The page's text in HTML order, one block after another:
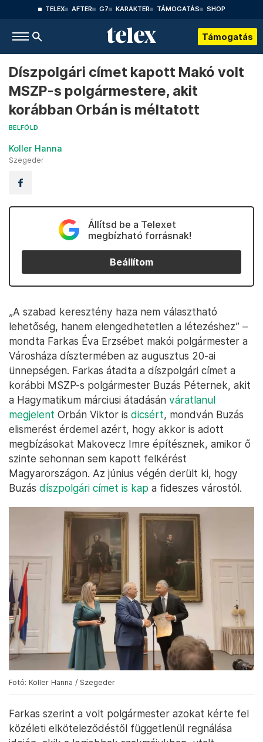
TELEX AFTER G7 KARAKTER TÁMOGATÁS SHOP
Támogatás
Díszpolgári címet kapott Makó volt
MSZP-s polgármestere, akit
korábban Orbán is méltatott
BELFÖLD
Koller Hanna
Szegeder
Állítsd be a Telexet
megbízható forrásnak!
Beállítom
„A szabad keresztény haza nem választható
lehetőség, hanem elengedhetetlen a létezéshez” –
mondta Farkas Éva Erzsébet makói polgármester a
Városháza dísztermében az augusztus 20-ai
ünnepségen. Farkas átadta a díszpolgári címet a
korábbi MSZP-s polgármester Buzás Péternek, akit
a Hagymatikum márciusi átadásán váratlanul
megjelent Orbán Viktor is dicsért, mondván Buzás
elismerést érdemel azért, hogy akkor is adott
megbízásokat Makovecz Imre építésznek, amikor ő
szinte sehonnan sem kapott felkérést
Magyarországon. Az június végén derült ki, hogy
Buzás díszpolgári címet is kap a fideszes várostól.
Fotó: Koller Hanna / Szegeder
Farkas szerint a volt polgármester azokat kérte fel
közéleti elköteleződéstől függetlenül regnálása